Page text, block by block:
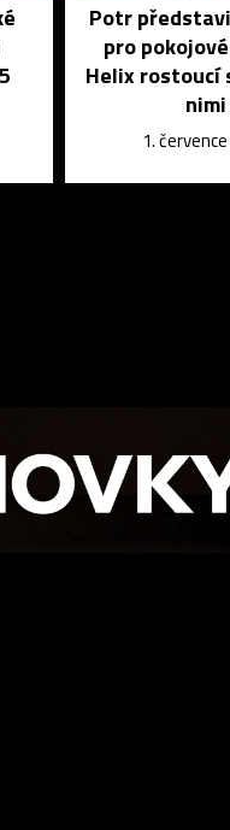
Potr
pro
Helix rostoucí
nimi
1.